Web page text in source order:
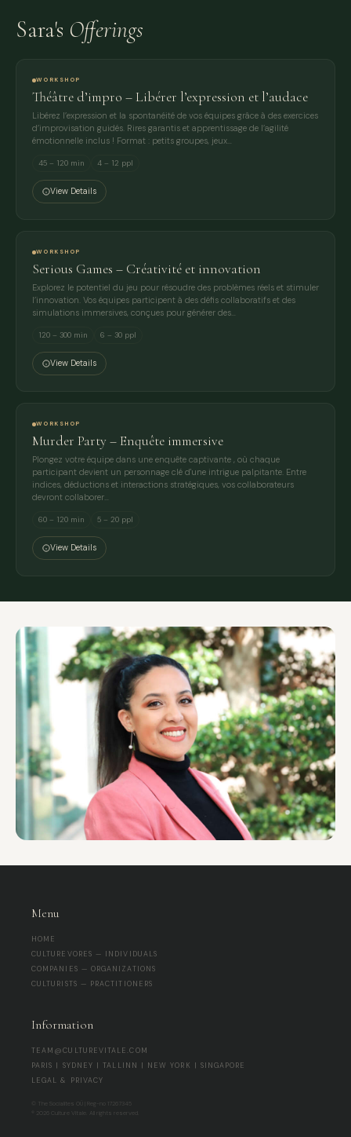
Sara's Offerings
WORKSHOP
Théâtre d’impro – Libérer l’expression et l’audace
Libérez l’expression et la spontanéité de vos équipes grâce à des exercices
d’improvisation guidés. Rires garantis et apprentissage de l’agilité
émotionnelle inclus ! Format : petits groupes, jeux…
45 – 120 min 4 – 12 ppl
View Details
WORKSHOP
Serious Games – Créativité et innovation
Explorez le potentiel du jeu pour résoudre des problèmes réels et stimuler
l’innovation. Vos équipes participent à des défis collaboratifs et des
simulations immersives, conçues pour générer des…
120 – 300 min 6 – 30 ppl
View Details
WORKSHOP
Murder Party – Enquête immersive
Plongez votre équipe dans une enquête captivante , où chaque
participant devient un personnage clé d'une intrigue palpitante. Entre
indices, déductions et interactions stratégiques, vos collaborateurs
devront collaborer…
60 – 120 min 5 – 20 ppl
View Details
Menu
HOME
CULTUREVORES — INDIVIDUALS
COMPANIES — ORGANIZATIONS
CULTURISTS — PRACTITIONERS
Information
TEAM@CULTUREVITALE.COM
PARIS | SYDNEY | TALLINN | NEW YORK | SINGAPORE
LEGAL & PRIVACY
© The Socialites OÜ | Reg-no 17267345
® 2026 Culture Vitale. All rights reserved.